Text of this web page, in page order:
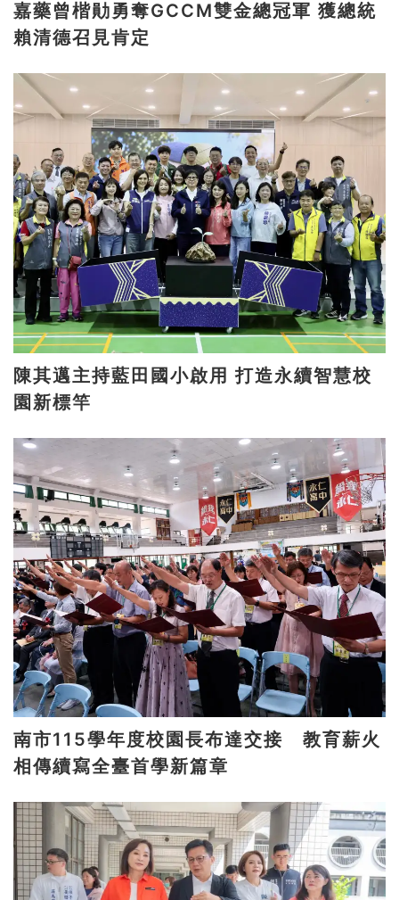
嘉藥曾楷勛勇奪GCCM雙金總冠軍 獲總統
賴清德召見肯定
陳其邁主持藍田國小啟用 打造永續智慧校
園新標竿
南市115學年度校園長布達交接 教育薪火
相傳續寫全臺首學新篇章